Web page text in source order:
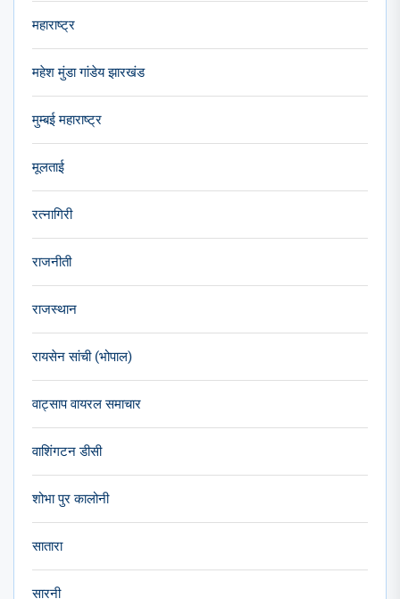
महाराष्ट्र
महेश मुंडा गांडेय झारखंड
मुम्बई महाराष्ट्र
मूलताई
रत्नागिरी
राजनीती
राजस्थान
रायसेन सांची (भोपाल)
वाट्साप वायरल समाचार
वाशिंगटन डीसी
शोभा पुर कालोनी
सातारा
सारनी